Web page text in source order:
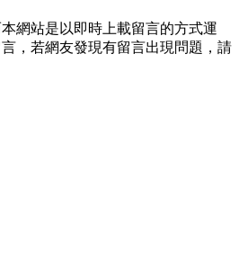
網站是以即時上載留言的方式運
，若網友發現有留言出現問題，請